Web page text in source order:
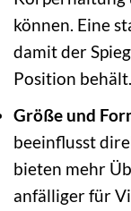
können. Eine
damit der
Position behält.
Größe und
beeinflusst
bieten mehr
anfälliger für